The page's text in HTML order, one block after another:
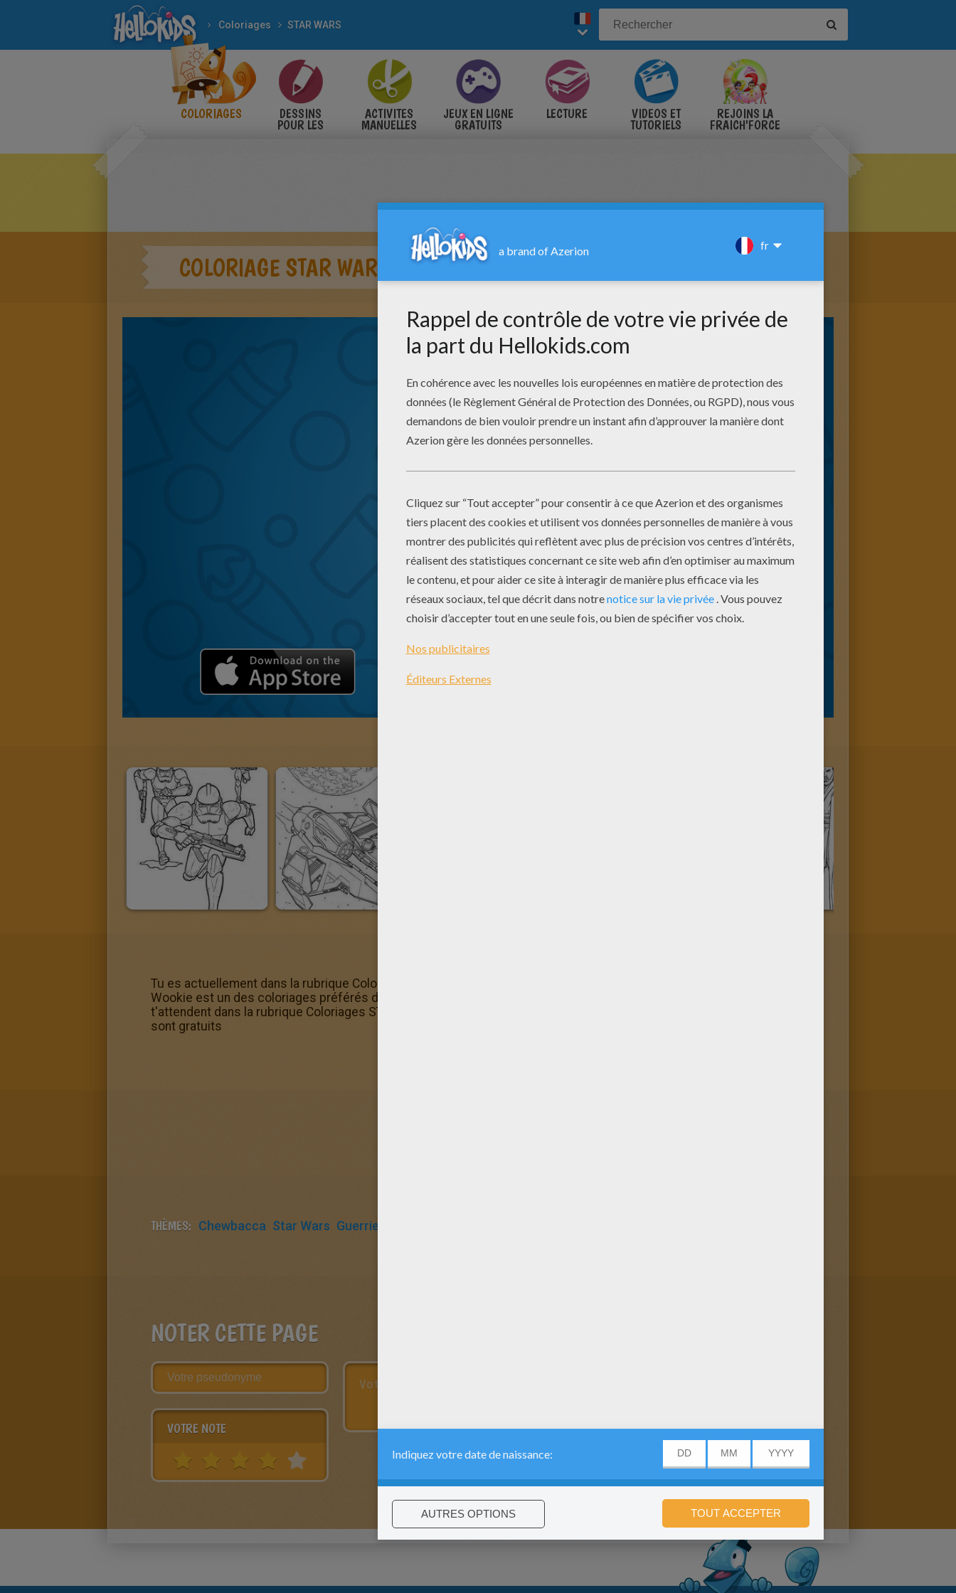
Coloriages STAR WARS
COLORIAGES DESSINS
POUR LES
ACTIVITES
MANUELLES
JEUX EN LIGNE
GRATUITS
LECTURE VIDÉOS ET
TUTORIELS
REJOINS LA
FRAICH'FORCE
COLORIAGE STAR WARS DU GUERRIER WOOKIE
Tu es actuellement dans la rubrique Coloriages STAR WARS. Le coloriage Star Wars Coloriage STAR WARS du Guerrier
Wookie est un des coloriages préférés des utilisateurs d'Hellokids ! Il y a de nombreux coloriages Star Wars qui
t'attendent dans la rubrique Coloriages STAR WARS. Bien sûr, tous ces coloriages à imprimer ou à colorier en ligne
sont gratuits
THÈMES: Chewbacca Star Wars Guerrier
NOTER CETTE PAGE
VOTRE NOTE